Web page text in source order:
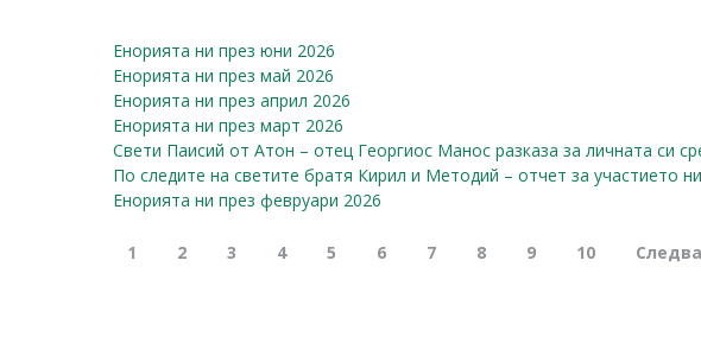
Енорията ни през юни 2026
Енорията ни през май 2026
Енорията ни през април 2026
Енорията ни през март 2026
Свети Паисий от Атон – отец Георгиос Манос разказa за личната си
По следите на светите братя Кирил и Методий – отчет за участието
Енорията ни през февруари 2026
1 2 3 4 5 6 7 8 9 10